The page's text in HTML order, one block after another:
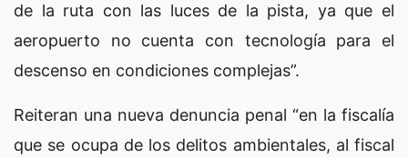
de la ruta con las luces de la pista, ya que el
aeropuerto no cuenta con tecnología para el
descenso en condiciones complejas”.
Reiteran una nueva denuncia penal “en la fiscalía
que se ocupa de los delitos ambientales, al fiscal